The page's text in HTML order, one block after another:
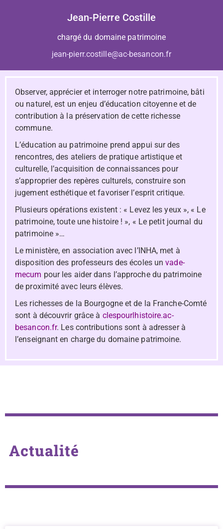
Jean-Pierre Costille
chargé du domaine patrimoine
jean-pierr.costille@ac-besancon.fr
Observer, apprécier et interroger notre patrimoine, bâti
ou naturel, est un enjeu d’éducation citoyenne et de
contribution à la préservation de cette richesse
commune.
L’éducation au patrimoine prend appui sur des
rencontres, des ateliers de pratique artistique et
culturelle, l’acquisition de connaissances pour
s’approprier des repères culturels, construire son
jugement esthétique et favoriser l’esprit critique.
Plusieurs opérations existent : « Levez les yeux », « Le
patrimoine, toute une histoire ! », « Le petit journal du
patrimoine »…
Le ministère, en association avec l’INHA, met à
disposition des professeurs des écoles unvade-
mecum pour les aider dans l’approche du patrimoine
de proximité avec leurs élèves.
Les richesses de la Bourgogne et de la Franche-Comté
sont à découvrir grâce à clespourlhistoire.ac-
besancon.fr. Les contributions sont à adresser à
l’enseignant en charge du domaine patrimoine.
Actualité